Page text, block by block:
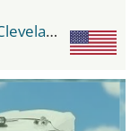
Huntington Convention Center of Cleveland